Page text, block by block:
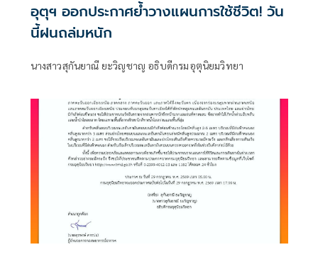
อุตุฯ ออกประกาศย้ำวางแผนการใช้ชีวิต! วัน
นี้ฝนถล่มหนัก
นางสาวสุกันยาณี ยะวิญชาญ อธิบดีกรมอุตุนิยมวิทยา